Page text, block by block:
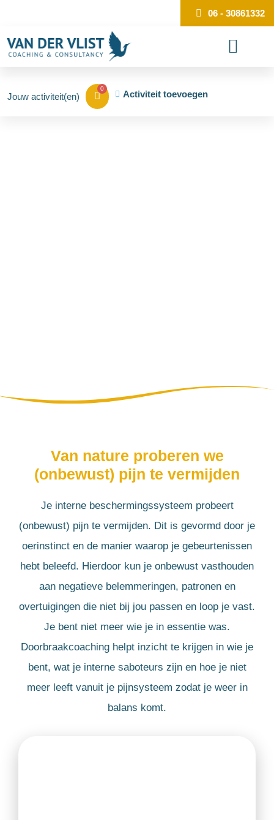
06 - 30861332
0
Activiteit toevoegen
Van nature proberen we
(onbewust) pijn te vermijden
Je interne beschermingssysteem probeert
(onbewust) pijn te vermijden. Dit is gevormd door je
oerinstinct en de manier waarop je gebeurtenissen
hebt beleefd. Hierdoor kun je onbewust vasthouden
aan negatieve belemmeringen, patronen en
overtuigingen die niet bij jou passen en loop je vast.
Je bent niet meer wie je in essentie was.
Doorbraakcoaching helpt inzicht te krijgen in wie je
bent, wat je interne saboteurs zijn en hoe je niet
meer leeft vanuit je pijnsysteem zodat je weer in
balans komt.